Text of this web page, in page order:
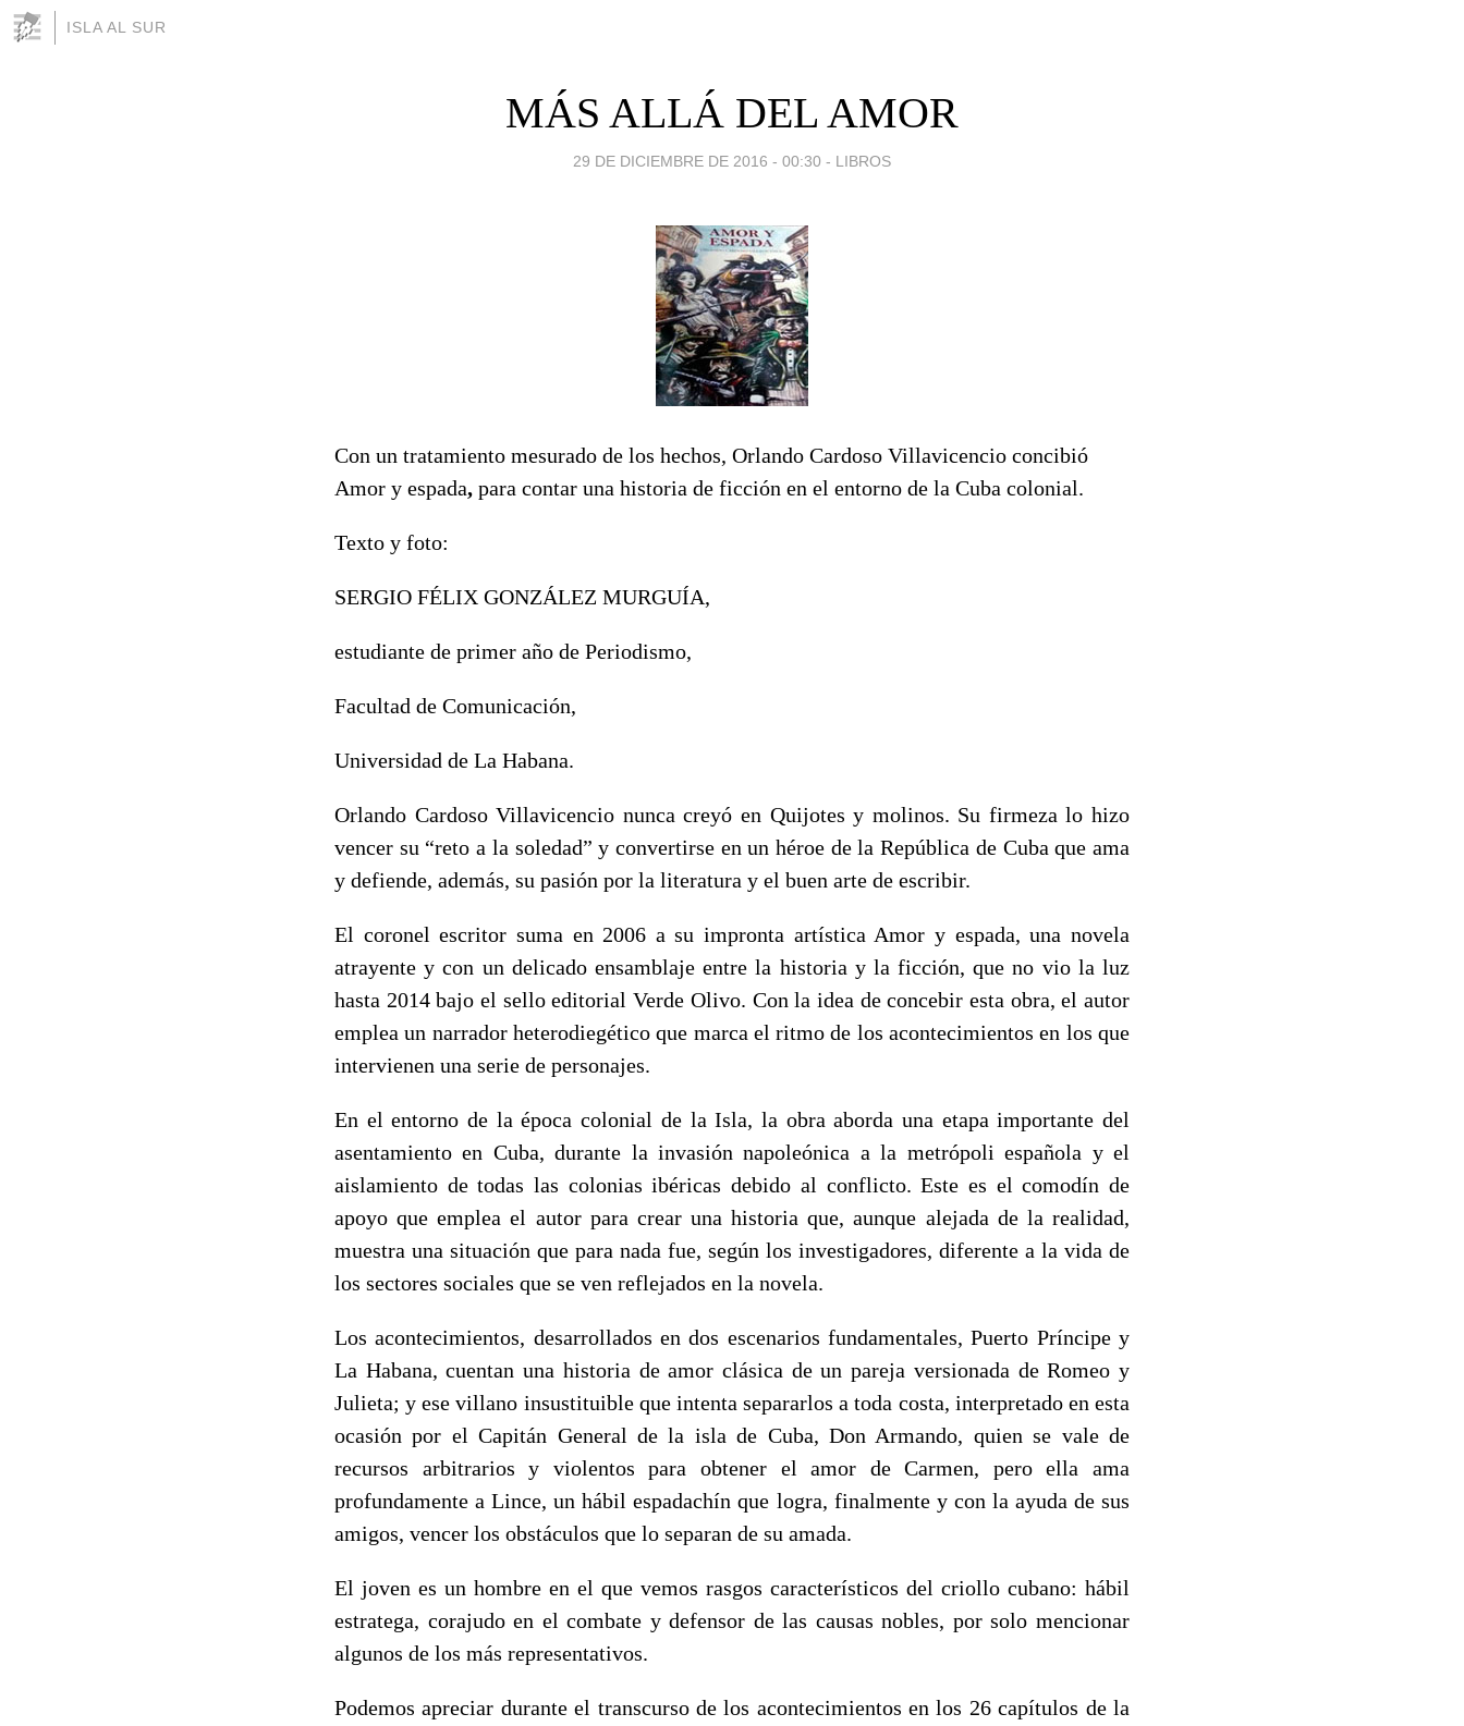
ISLA AL SUR
MÁS ALLÁ DEL AMOR
29 DE DICIEMBRE DE 2016 - 00:30 - LIBROS
Con un tratamiento mesurado de los hechos, Orlando Cardoso Villavicencio concibió
Amor y espada, para contar una historia de ficción en el entorno de la Cuba colonial.
Texto y foto:
SERGIO FÉLIX GONZÁLEZ MURGUÍA,
estudiante de primer año de Periodismo,
Facultad de Comunicación,
Universidad de La Habana.
Orlando Cardoso Villavicencio nunca creyó en Quijotes y molinos. Su firmeza lo hizo
vencer su “reto a la soledad” y convertirse en un héroe de la República de Cuba que ama
y defiende, además, su pasión por la literatura y el buen arte de escribir.
El coronel escritor suma en 2006 a su impronta artística Amor y espada, una novela
atrayente y con un delicado ensamblaje entre la historia y la ficción, que no vio la luz
hasta 2014 bajo el sello editorial Verde Olivo. Con la idea de concebir esta obra, el autor
emplea un narrador heterodiegético que marca el ritmo de los acontecimientos en los que
intervienen una serie de personajes.
En el entorno de la época colonial de la Isla, la obra aborda una etapa importante del
asentamiento en Cuba, durante la invasión napoleónica a la metrópoli española y el
aislamiento de todas las colonias ibéricas debido al conflicto. Este es el comodín de
apoyo que emplea el autor para crear una historia que, aunque alejada de la realidad,
muestra una situación que para nada fue, según los investigadores, diferente a la vida de
los sectores sociales que se ven reflejados en la novela.
Los acontecimientos, desarrollados en dos escenarios fundamentales, Puerto Príncipe y
La Habana, cuentan una historia de amor clásica de un pareja versionada de Romeo y
Julieta; y ese villano insustituible que intenta separarlos a toda costa, interpretado en esta
ocasión por el Capitán General de la isla de Cuba, Don Armando, quien se vale de
recursos arbitrarios y violentos para obtener el amor de Carmen, pero ella ama
profundamente a Lince, un hábil espadachín que logra, finalmente y con la ayuda de sus
amigos, vencer los obstáculos que lo separan de su amada.
El joven es un hombre en el que vemos rasgos característicos del criollo cubano: hábil
estratega, corajudo en el combate y defensor de las causas nobles, por solo mencionar
algunos de los más representativos.
Podemos apreciar durante el transcurso de los acontecimientos en los 26 capítulos de la